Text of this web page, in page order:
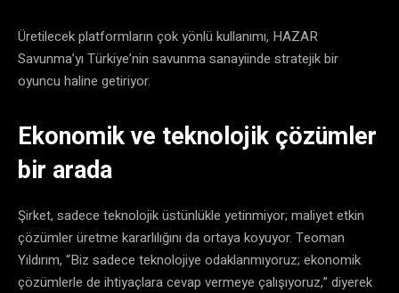
Üretilecek platformların çok yönlü kullanımı, HAZAR
Savunma’yı Türkiye’nin savunma sanayiinde stratejik bir
oyuncu haline getiriyor.
Ekonomik ve teknolojik çözümler
bir arada
Şirket, sadece teknolojik üstünlükle yetinmiyor; maliyet etkin
çözümler üretme kararlılığını da ortaya koyuyor. Teoman
Yıldırım, “Biz sadece teknolojiye odaklanmıyoruz; ekonomik
çözümlerle de ihtiyaçlara cevap vermeye çalışıyoruz,” diyerek